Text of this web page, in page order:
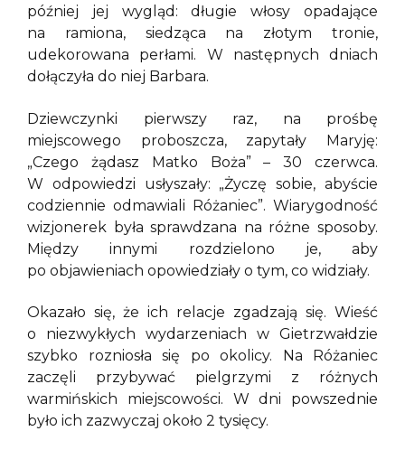
później jej wygląd: długie włosy opadające
na ramiona, siedząca na złotym tronie,
udekorowana perłami. W następnych dniach
dołączyła do niej Barbara.
Dziewczynki pierwszy raz, na prośbę
miejscowego proboszcza, zapytały Maryję:
„Czego żądasz Matko Boża” – 30 czerwca.
W odpowiedzi usłyszały: „Życzę sobie, abyście
codziennie odmawiali Różaniec”. Wiarygodność
wizjonerek była sprawdzana na różne sposoby.
Między innymi rozdzielono je, aby
po objawieniach opowiedziały o tym, co widziały.
Okazało się, że ich relacje zgadzają się. Wieść
o niezwykłych wydarzeniach w Gietrzwałdzie
szybko rozniosła się po okolicy. Na Różaniec
zaczęli przybywać pielgrzymi z różnych
warmińskich miejscowości. W dni powszednie
było ich zazwyczaj około 2 tysięcy.